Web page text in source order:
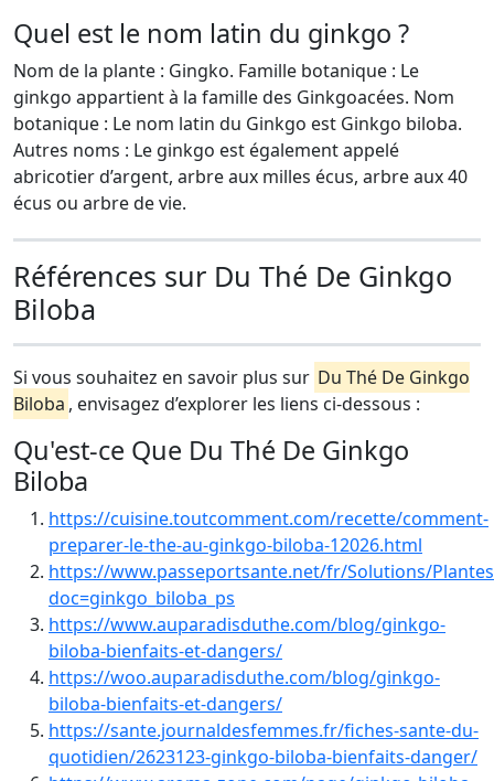
Quel est le nom latin du ginkgo ?
Nom de la plante : Gingko. Famille botanique : Le
ginkgo appartient à la famille des Ginkgoacées. Nom
botanique : Le nom latin du Ginkgo est Ginkgo biloba.
Autres noms : Le ginkgo est également appelé
abricotier d’argent, arbre aux milles écus, arbre aux 40
écus ou arbre de vie.
Références sur Du Thé De Ginkgo
Biloba
Si vous souhaitez en savoir plus sur Du Thé De Ginkgo
Biloba , envisagez d’explorer les liens ci-dessous :
Qu'est-ce Que Du Thé De Ginkgo
Biloba
https://cuisine.toutcomment.com/recette/comment-
preparer-le-the-au-ginkgo-biloba-12026.html
https://www.passeportsante.net/fr/Solutions/
doc=ginkgo_biloba_ps
https://www.auparadisduthe.com/blog/ginkgo-
biloba-bienfaits-et-dangers/
https://woo.auparadisduthe.com/blog/ginkgo-
biloba-bienfaits-et-dangers/
https://sante.journaldesfemmes.fr/fiches-sante-du-
quotidien/2623123-ginkgo-biloba-bienfaits-danger/